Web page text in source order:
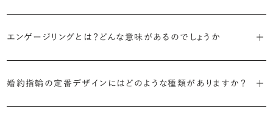
エンゲージリングとは？どんな意味があるのでしょうか
リング」は婚約指輪の別名です。
婚約指輪の定番デザインにはどのような種類がありますか？